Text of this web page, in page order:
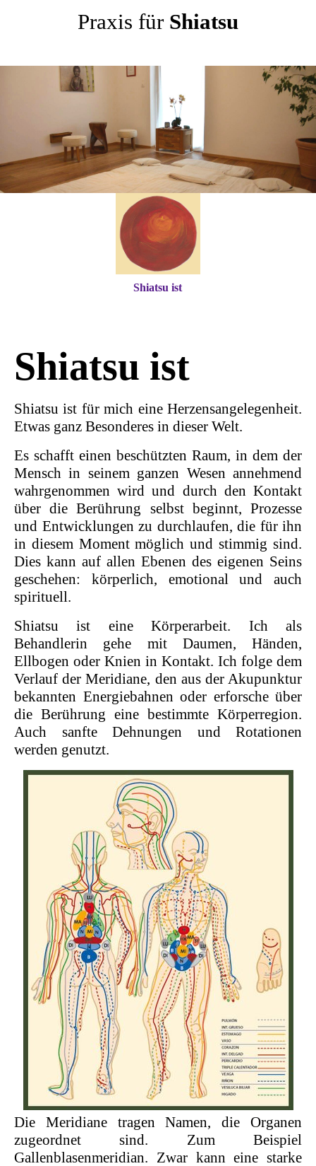
Praxis für Shiatsu
Shiatsu ist
Shiatsu ist
Shiatsu ist für mich eine Herzensangelegenheit.
Etwas ganz Besonderes in dieser Welt.
Es schafft einen beschützten Raum, in dem der
Mensch in seinem ganzen Wesen annehmend
wahrgenommen wird und durch den Kontakt
über die Berührung selbst beginnt, Prozesse
und Entwicklungen zu durchlaufen, die für ihn
in diesem Moment möglich und stimmig sind.
Dies kann auf allen Ebenen des eigenen Seins
geschehen: körperlich, emotional und auch
spirituell.
Shiatsu ist eine Körperarbeit. Ich als
Behandlerin gehe mit Daumen, Händen,
Ellbogen oder Knien in Kontakt. Ich folge dem
Verlauf der Meridiane, den aus der Akupunktur
bekannten Energiebahnen oder erforsche über
die Berührung eine bestimmte Körperregion.
Auch sanfte Dehnungen und Rotationen
werden genutzt.
Die Meridiane tragen Namen, die Organen
zugeordnet sind. Zum Beispiel
Gallenblasenmeridian. Zwar kann eine starke